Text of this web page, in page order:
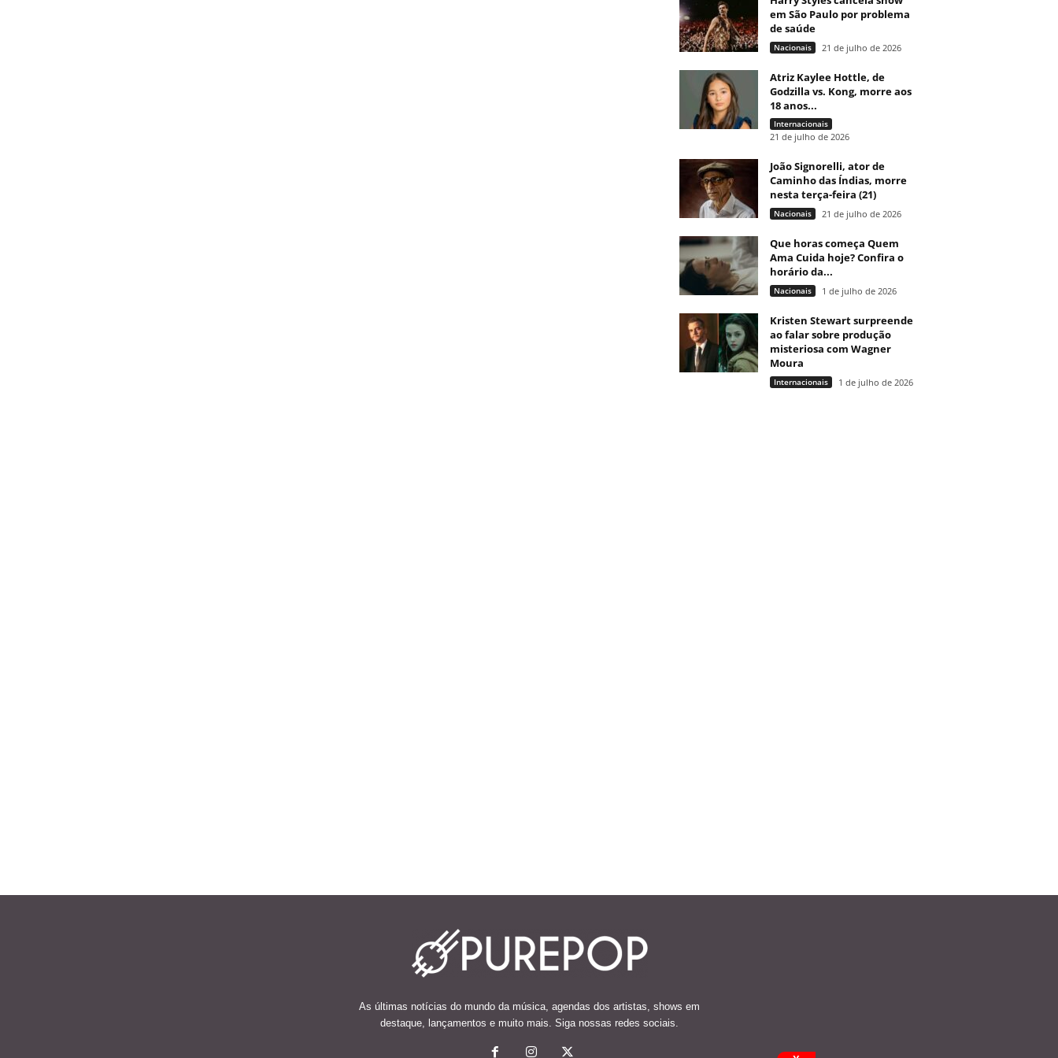
em São Paulo por problema
de saúde
Nacionais 21 de julho de 2026
Atriz Kaylee Hottle, de
Godzilla vs. Kong, morre aos
18 anos...
Internacionais
21 de julho de 2026
João Signorelli, ator de
Caminho das Índias, morre
nesta terça-feira (21)
Nacionais 21 de julho de 2026
Que horas começa Quem
Ama Cuida hoje? Confira o
horário da...
Nacionais 1 de julho de 2026
Kristen Stewart surpreende
ao falar sobre produção
misteriosa com Wagner
Moura
Internacionais 1 de julho de 2026
As últimas notícias do mundo da música, agendas dos artistas, shows em
destaque, lançamentos e muito mais. Siga nossas redes sociais.